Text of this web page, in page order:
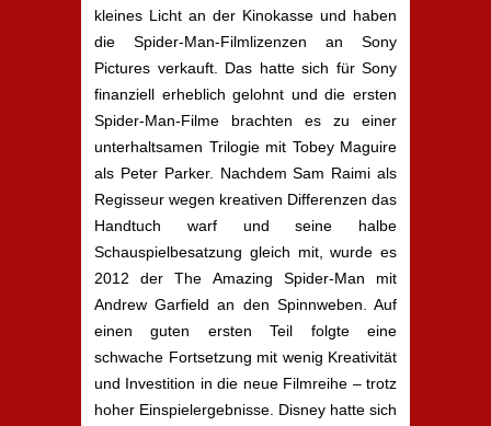
kleines Licht an der Kinokasse und haben
die Spider-Man-Filmlizenzen an Sony
Pictures verkauft. Das hatte sich für Sony
finanziell erheblich gelohnt und die ersten
Spider-Man-Filme brachten es zu einer
unterhaltsamen Trilogie mit Tobey Maguire
als Peter Parker. Nachdem Sam Raimi als
Regisseur wegen kreativen Differenzen das
Handtuch warf und seine halbe
Schauspielbesatzung gleich mit, wurde es
2012 der The Amazing Spider-Man mit
Andrew Garfield an den Spinnweben. Auf
einen guten ersten Teil folgte eine
schwache Fortsetzung mit wenig Kreativität
und Investition in die neue Filmreihe – trotz
hoher Einspielergebnisse. Disney hatte sich